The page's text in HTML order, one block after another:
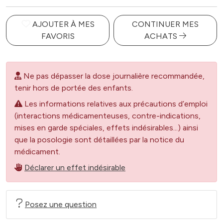
AJOUTER À MES
FAVORIS
CONTINUER MES
ACHATS
Ne pas dépasser la dose journalière recommandée,
tenir hors de portée des enfants.
Les informations relatives aux précautions d’emploi
(interactions médicamenteuses, contre-indications,
mises en garde spéciales, effets indésirables...) ainsi
que la posologie sont détaillées par la notice du
médicament.
Déclarer un effet indésirable
Posez une question